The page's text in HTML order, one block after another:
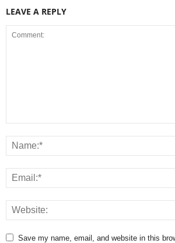
LEAVE A REPLY
Save my name, email, and website in this